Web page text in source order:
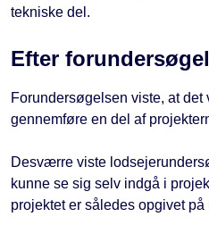
tekniske del.
Efter
Forundersøgelsen viste, at det
gennemføre en del af
Desværre viste
kunne se sig selv indgå i
projektet er således opgivet